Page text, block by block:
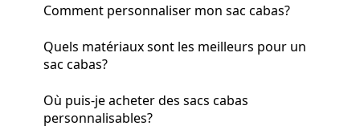
Comment personnaliser mon sac cabas?
Quels matériaux sont les meilleurs pour un
sac cabas?
Où puis-je acheter des sacs cabas
personnalisables?